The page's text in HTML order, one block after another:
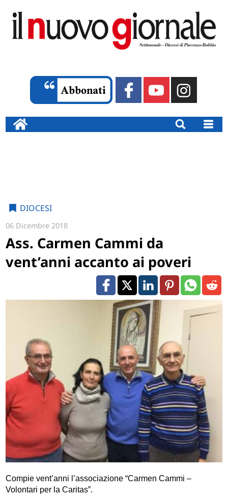
DIOCESI
06 Dicembre 2018
Ass. Carmen Cammi da
vent’anni accanto ai poveri
Compie vent’anni l’associazione “Carmen Cammi –
Volontari per la Caritas”.